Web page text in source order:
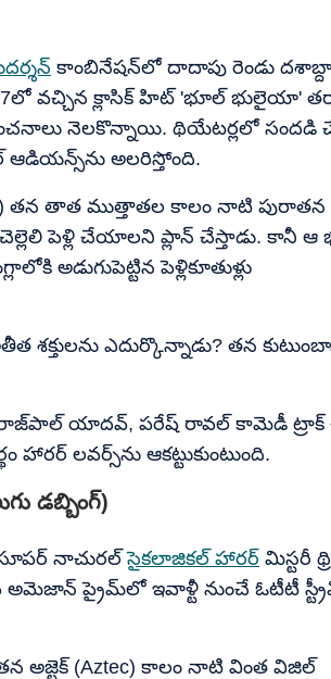
కాంబినేషన్‌లో దాదాపు రెండు
వచ్చిన క్లాసిక్ హిట్ 'భూల్ భులైయా'
నెలకొన్నాయి. థియేటర్లలో సందడి
అలరిస్తోంది.
తన తాత ముత్తాతల కాలం నాటి పురాతన
పెళ్లి చేయాలని ప్లాన్ చేస్తాడు. కానీ ఆ
అడుగుపెట్టిన పెళ్లికూతుళ్లు
శక్తులను ఎదుర్కొన్నాడు? తన
రాజ్‌పాల్ యాదవ్, పరేష్ రావల్ కామెడీ
లవర్స్‌ను ఆకట్టుకుంటుంది.
డబ్బింగ్)
సూపర్ నాచురల్సైకలాజికల్ హారర్ మిస్టరీ
అమెజాన్ ప్రైమ్‌లో ఇవాళ్టీ నుంచే ఓటీటీ
అజ్టెక్ (Aztec) కాలం నాటి వింత విజిల్